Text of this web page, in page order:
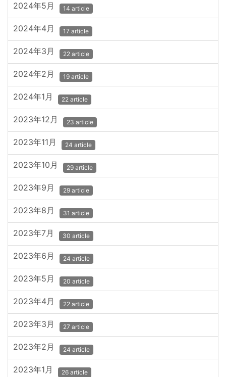
2024年5月 14 article
2024年4月 17 article
2024年3月 22 article
2024年2月 19 article
2024年1月 22 article
2023年12月 23 article
2023年11月 24 article
2023年10月 29 article
2023年9月 29 article
2023年8月 31 article
2023年7月 30 article
2023年6月 24 article
2023年5月 20 article
2023年4月 22 article
2023年3月 27 article
2023年2月 24 article
2023年1月 26 article